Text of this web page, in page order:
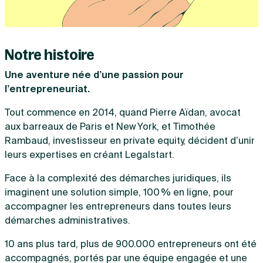
Services aux entreprises
Construction/travaux
Commerce
Transport
Autres
Ressources
Simulateur de choix de forme juridique
Calcul de charges sociales
Estimation du coût de création
Calcul d'éligibilité à l'ACRE
Générateur de mentions légales
Création d'entreprise
Cession d'actions
Transmission universelle de patrimoine
Réduction de capital
Gérer son entreprise
Gestion comptable
Dépôt de marque
Recherche d'antériorité
Protection des créations
Confidentialité de l'adresse du dirigeant
Fermer son entreprise
Radiation auto entrepreneur
Mise en sommeil
Dissolution-liquidation
Dépôt de bilan
Micro entreprise
Conseil/finance
Vente en ligne
Services aux entreprises
Restauration
Commerce
Transport
Autres
Par fonctionnalité
Logiciel de facturation
Logiciel de comptabilité
Gestion des achats
Gestion de la trésorerie
Bilans et déclarations fiscales
Fiches SASU
Fiches SAS
Fiches SCI
Fiches auto-entrepreneur
Toutes les fiches sur la création
Autres démarches
Gestion d’entreprise
Fermeture d’entreprise
Exercice d’un métier
Recouvrement de factures
Gérer ses salariés
Sélection de fiches pratiques
Ouvrir sa société
Création de micro-entreprise
Notre histoire
Une aventure née d’une passion pour
l’entrepreneuriat.
Tout commence en 2014, quand Pierre Aïdan, avocat
aux barreaux de Paris et New York, et Timothée
Rambaud, investisseur en private equity, décident d’unir
leurs expertises en créant Legalstart.
Face à la complexité des démarches juridiques, ils
imaginent une solution simple, 100 % en ligne, pour
accompagner les entrepreneurs dans toutes leurs
démarches administratives.
10 ans plus tard, plus de 900.000 entrepreneurs ont été
accompagnés, portés par une équipe engagée et une